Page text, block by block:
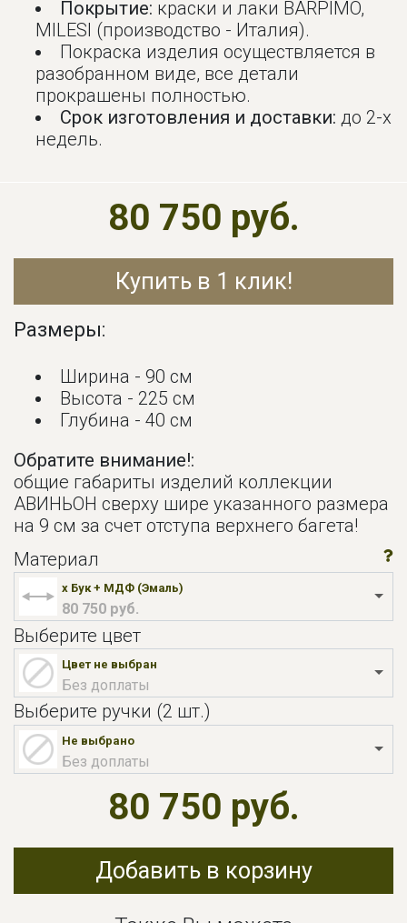
Покрытие: краски и лаки BARPIMO,
MILESI (производство - Италия).
Покраска изделия осуществляется в
разобранном виде, все детали
прокрашены полностью.
Срок изготовления и доставки: до 2-х
недель.
Купить в 1 клик!
80 750 руб.
Размеры:
Ширина - 90 см
Высота - 225 см
Глубина - 40 см
Обратите внимание!:
общие габариты изделий коллекции
АВИНЬОН сверху шире указанного размера
на 9 см за счет отступа верхнего багета!
Материал
x Бук + МДФ (Эмаль)
80 750 руб.
Выберите цвет
Цвет не выбран
Без доплаты
Выберите ручки (2 шт.)
Не выбрано
Без доплаты
80 750 руб.
Добавить в корзину